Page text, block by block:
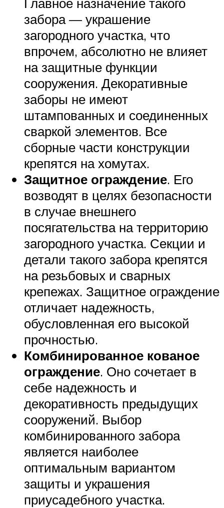
забора — украшение
загородного участка, что
впрочем, абсолютно не влияет
на защитные функции
сооружения. Декоративные
заборы не имеют
штампованных и соединенных
сваркой элементов. Все
сборные части конструкции
крепятся на хомутах.
Защитное ограждение. Его
возводят в целях безопасности
в случае внешнего
посягательства на территорию
загородного участка. Секции и
детали такого забора крепятся
на резьбовых и сварных
крепежах. Защитное ограждение
отличает надежность,
обусловленная его высокой
прочностью.
Комбинированное кованое
ограждение. Оно сочетает в
себе надежность и
декоративность предыдущих
сооружений. Выбор
комбинированного забора
является наиболее
оптимальным вариантом
защиты и украшения
приусадебного участка.